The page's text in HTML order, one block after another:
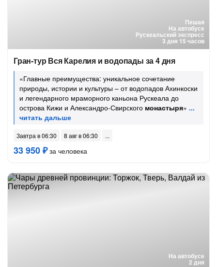
Пешая
На автобусе
Рускеальский экспресс
3 дня 15 часов
Гран-тур Вся Карелия и водопады за 4 дня
«Главные преимущества: уникальное сочетание
природы, истории и культуры – от водопадов Ахинкоски
и легендарного мраморного каньона Рускеала до
острова Кижи и Александро-Свирского монастыря»
Завтра в 06:30 8 авг в 06:30
33 950 ₽за человека
На автобусе
2 дня